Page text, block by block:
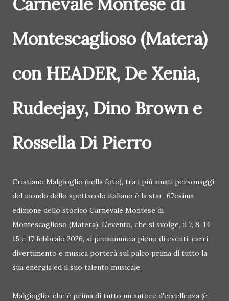
Montescaglioso (Matera)
con HEADER, De Xenia,
Rudeejay, Dino Brown e
Rossella Di Pierro
Cristiano Malgioglio (nella foto), tra i più amati personaggi
del mondo dello spettacolo italiano è la star 67esima
edizione dello storico Carnevale Montese di
Montescaglioso (Matera). L'evento, che si svolge, il 7, 8, 14,
15 e 17 febbraio 2026, si preannuncia pieno di eventi, carri,
divertimento e musica porterà sul palco prima di tutto la
sua energia ed il suo talento musicale.
Malgioglio, che è prima di tutto un autore d'eccellenza (è